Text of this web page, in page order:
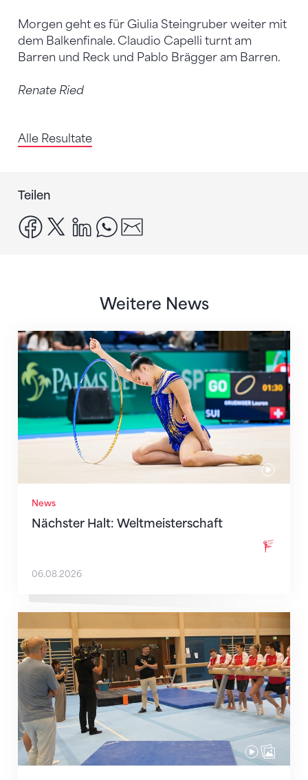
Morgen geht es für Giulia Steingruber weiter mit
dem Balkenfinale. Claudio Capelli turnt am
Barren und Reck und Pablo Brägger am Barren.
Renate Ried
Alle Resultate
Teilen
facebook
x linkedinwhatsapp
Weitere News
News
Nächster Halt: Weltmeisterschaft
Nächster Halt: Weltmeisterschaft
06.08.2026
Mit klaren Zielen nach Zagreb